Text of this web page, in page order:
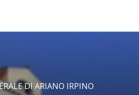
DI ARIANO IRPINO